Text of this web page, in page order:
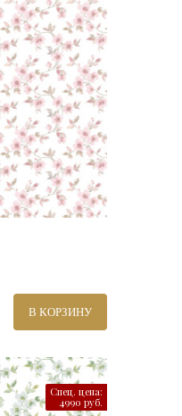
В КОРЗИНУ
Спец. цена:
4990 руб.